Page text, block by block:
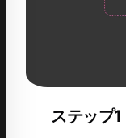
ステップ